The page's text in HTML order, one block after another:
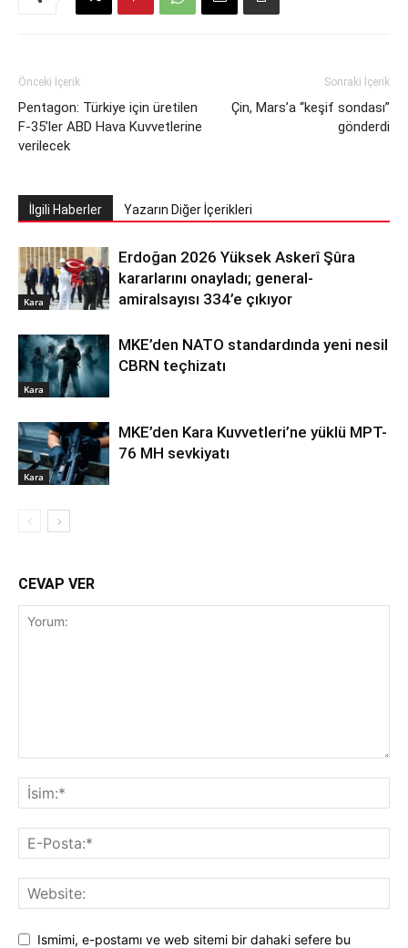
Önceki İçerik
Pentagon: Türkiye için üretilen
F-35’ler ABD Hava Kuvvetlerine
verilecek
Sonraki İçerik
Çin, Mars’a “keşif sondası”
gönderdi
İlgili Haberler Yazarın Diğer İçerikleri
Kara
Erdoğan 2026 Yüksek Askerî Şûra
kararlarını onayladı; general-
amiralsayısı 334’e çıkıyor
Kara
MKE’den NATO standardında yeni nesil
CBRN teçhizatı
Kara
MKE’den Kara Kuvvetleri’ne yüklü MPT-
76 MH sevkiyatı
CEVAP VER
Ismimi, e-postamı ve web sitemi bir dahaki sefere bu